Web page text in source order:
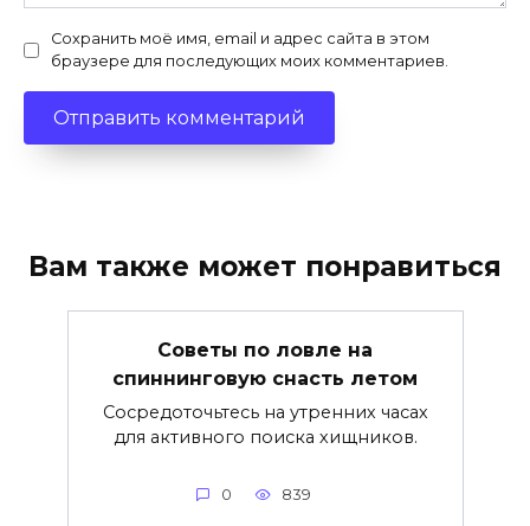
Сохранить моё имя, email и адрес сайта в этом
браузере для последующих моих комментариев.
Вам также может понравиться
Советы по ловле на
спиннинговую снасть летом
Сосредоточьтесь на утренних часах
для активного поиска хищников.
0 839